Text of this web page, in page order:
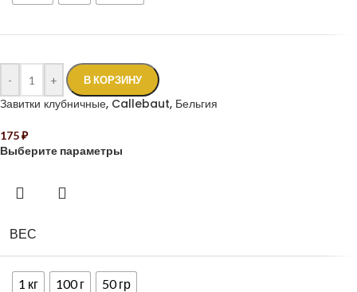
- + В КОРЗИНУ
Завитки клубничные, Callebaut, Бельгия
175₽
Выберите параметры
ВЕС
1 кг 100 г 50 гр